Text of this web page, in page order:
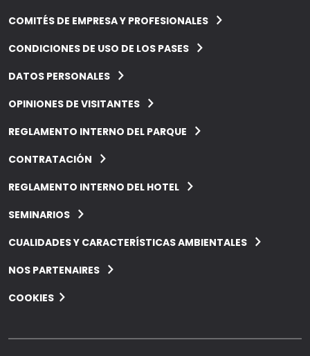
COMITÉS DE EMPRESA Y PROFESIONALES
CONDICIONES DE USO DE LOS PASES
DATOS PERSONALES
OPINIONES DE VISITANTES
REGLAMENTO INTERNO DEL PARQUE
CONTRATACIÓN
REGLAMENTO INTERNO DEL HOTEL
SEMINARIOS
CUALIDADES Y CARACTERÍSTICAS AMBIENTALES
NOS PARTENAIRES
COOKIES